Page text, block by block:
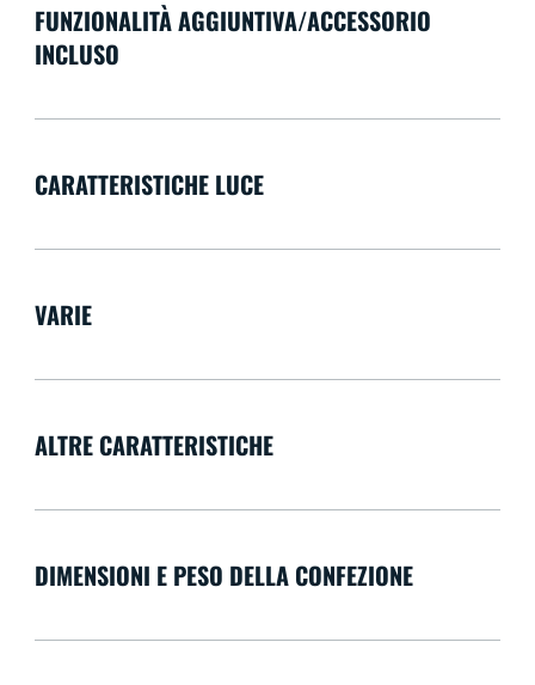
FUNZIONALITÀ AGGIUNTIVA/ACCESSORIO
INCLUSO
CARATTERISTICHE LUCE
VARIE
ALTRE CARATTERISTICHE
DIMENSIONI E PESO DELLA CONFEZIONE